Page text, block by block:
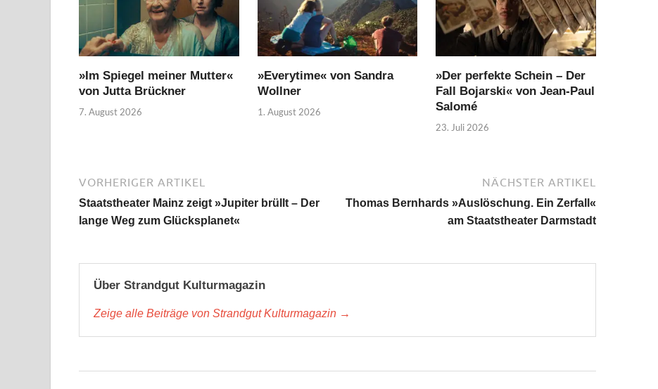
»Im Spiegel meiner Mutter«
von Jutta Brückner
7. August 2026
»Everytime« von Sandra
Wollner
1. August 2026
»Der perfekte Schein – Der
Fall Bojarski« von Jean-Paul
Salomé
23. Juli 2026
VORHERIGER ARTIKEL
Staatstheater Mainz zeigt »Jupiter brüllt – Der
lange Weg zum Glücksplanet«
NÄCHSTER ARTIKEL
Thomas Bernhards »Auslöschung. Ein Zerfall«
am Staatstheater Darmstadt
Über Strandgut Kulturmagazin
Zeige alle Beiträge von Strandgut Kulturmagazin →